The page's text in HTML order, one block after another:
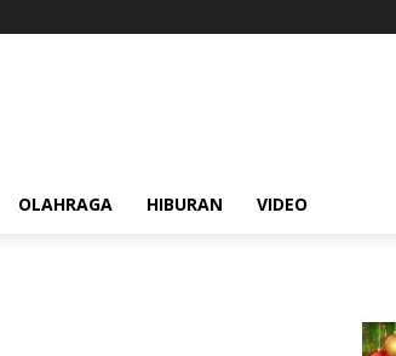
OLAHRAGA HIBURAN VIDEO